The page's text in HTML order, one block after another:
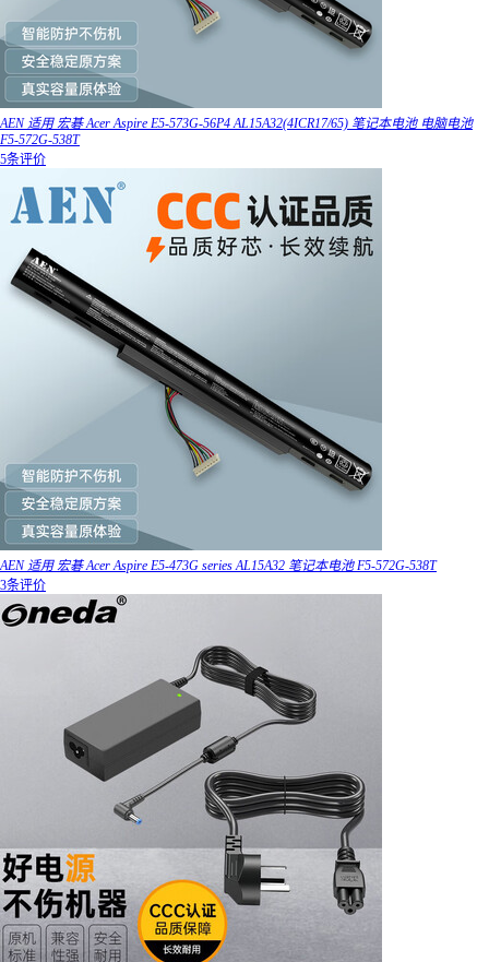
AEN 适用 宏碁 Acer Aspire E5-573G-56P4 AL15A32(4ICR17/65) 笔记本电池 电脑电池
F5-572G-538T
5条评价
AEN 适用 宏碁 Acer Aspire E5-473G series AL15A32 笔记本电池 F5-572G-538T
3条评价